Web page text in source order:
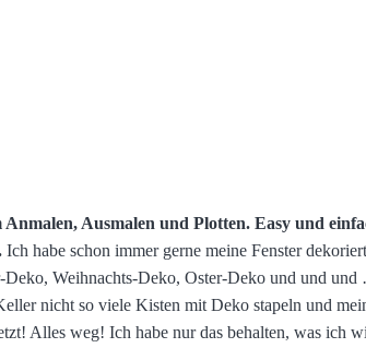
Ausmalen und Plotten. Easy und
Ich habe schon immer gerne meine Fenster
Weihnachts-Deko, Oster-Deko und und
nicht so viele Kisten mit Deko stapeln und
Alles weg! Ich habe nur das behalten, was ich